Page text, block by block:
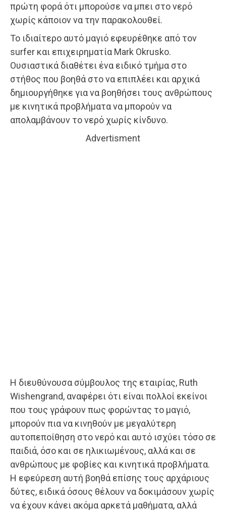
πρώτη φορά ότι μπορούσε να μπει στο νερό
χωρίς κάποιον να την παρακολουθεί.
Το ιδιαίτερο αυτό μαγιό εφευρέθηκε από τον
surfer και επιχειρηματία Mark Okrusko.
Ουσιαστικά διαθέτει ένα ειδικό τμήμα στο
στήθος που βοηθά στο να επιπλέει και αρχικά
δημιουργήθηκε για να βοηθήσει τους ανθρώπους
με κινητικά προβλήματα να μπορούν να
απολαμβάνουν το νερό χωρίς κίνδυνο.
Advertisment
Η διευθύνουσα σύμβουλος της εταιρίας, Ruth
Wishengrand, αναφέρει ότι είναι πολλοί εκείνοι
που τους γράφουν πως φορώντας το μαγιό,
μπορούν πια να κινηθούν με μεγαλύτερη
αυτοπεποίθηση στο νερό και αυτό ισχύει τόσο σε
παιδιά, όσο και σε ηλικιωμένους, αλλά και σε
ανθρώπους με φοβίες και κινητικά προβλήματα.
Η εφεύρεση αυτή βοηθά επίσης τους αρχάριους
δύτες, ειδικά όσους θέλουν να δοκιμάσουν χωρίς
να έχουν κάνει ακόμα αρκετά μαθήματα, αλλά